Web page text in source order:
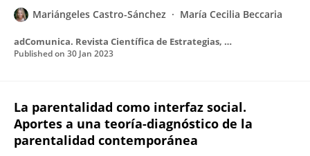
Mariángeles Castro-Sánchez María Cecilia Beccaria
adComunica. Revista Científica de Estrategias, Tendencias e innovación en Comunicación
Published on 30 Jan 2023
La parentalidad como interfaz social.
Aportes a una teoría-diagnóstico de la
parentalidad contemporánea